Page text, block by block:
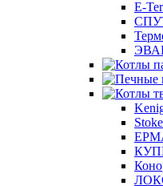
E-